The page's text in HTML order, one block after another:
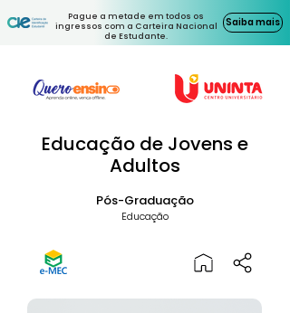
Pague a metade em todos os
ingressos com a Carteira Nacional
de Estudante.
Saiba mais
Educação de Jovens e
Adultos
Pós-Graduação
Educação